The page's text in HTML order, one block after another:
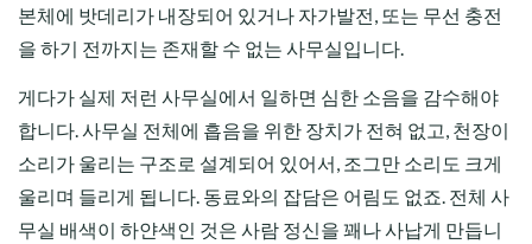
본체에 밧데리가 내장되어 있거나 자가발전, 또는 무선 충전
을 하기 전까지는 존재할 수 없는 사무실입니다.
게다가 실제 저런 사무실에서 일하면 심한 소음을 감수해야
합니다. 사무실 전체에 흡음을 위한 장치가 전혀 없고, 천장이
소리가 울리는 구조로 설계되어 있어서, 조그만 소리도 크게
울리며 들리게 됩니다. 동료와의 잡담은 어림도 없죠. 전체 사
무실 배색이 하얀색인 것은 사람 정신을 꽤나 사납게 만듭니